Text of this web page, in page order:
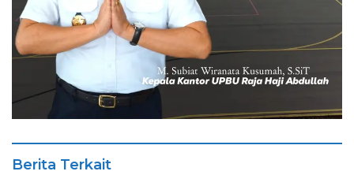
Berita Terkait